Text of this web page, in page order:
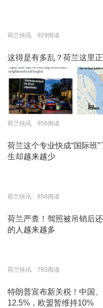
荷兰快讯 929阅读
这得是有多乱？荷兰这里
荷兰快讯 956阅读
荷兰这个专业快成“国际班”
生却越来越少
荷兰快讯 858阅读
荷兰严查！驾照被吊销后
的人越来越多
荷兰快讯 783阅读
特朗普宣布新关税！中国
12.5%，欧盟暂维持10%